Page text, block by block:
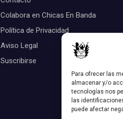
Para ofrecer las
almacenar y/o
tecnologías nos
las
puede afectar
Colabora en Chicas En Banda
Política de Privacidad
Aviso Legal
Suscribirse